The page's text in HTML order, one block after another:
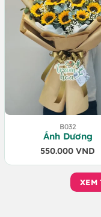
B032
Ánh Dương
550.000 VND
XEM